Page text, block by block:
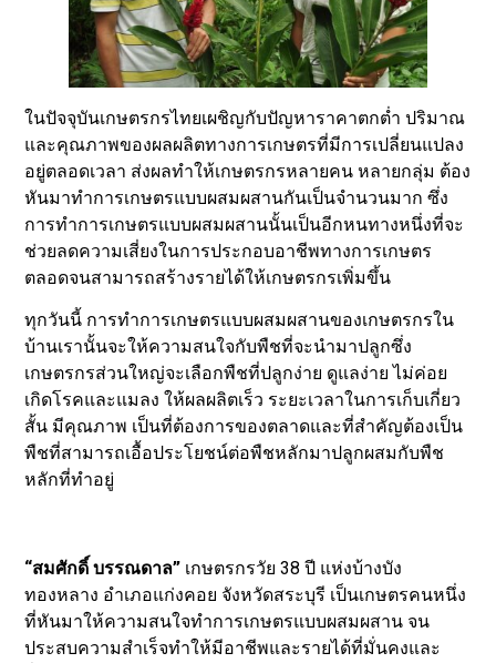
ในปัจจุบันเกษตรกรไทยเผชิญกับปัญหาราคาตกต่ำ ปริมาณ
และคุณภาพของผลผลิตทางการเกษตรที่มีการเปลี่ยนแปลง
อยู่ตลอดเวลา ส่งผลทำให้เกษตรกรหลายคน หลายกลุ่ม ต้อง
หันมาทำการเกษตรแบบผสมผสานกันเป็นจำนวนมาก ซึ่ง
การทำการเกษตรแบบผสมผสานนั้นเป็นอีกหนทางหนึ่งที่จะ
ช่วยลดความเสี่ยงในการประกอบอาชีพทางการเกษตร
ตลอดจนสามารถสร้างรายได้ให้เกษตรกรเพิ่มขึ้น
ทุกวันนี้ การทำการเกษตรแบบผสมผสานของเกษตรกรใน
บ้านเรานั้นจะให้ความสนใจกับพืชที่จะนำมาปลูกซึ่ง
เกษตรกรส่วนใหญ่จะเลือกพืชที่ปลูกง่าย ดูแลง่าย ไม่ค่อย
เกิดโรคและแมลง ให้ผลผลิตเร็ว ระยะเวลาในการเก็บเกี่ยว
สั้น มีคุณภาพ เป็นที่ต้องการของตลาดและที่สำคัญต้องเป็น
พืชที่สามารถเอื้อประโยชน์ต่อพืชหลักมาปลูกผสมกับพืช
หลักที่ทำอยู่
“สมศักดิ์ บรรณดาล” เกษตรกรวัย 38 ปี แห่งบ้างบัง
ทองหลาง อำเภอแก่งคอย จังหวัดสระบุรี เป็นเกษตรคนหนึ่ง
ที่หันมาให้ความสนใจทำการเกษตรแบบผสมผสาน จน
ประสบความสำเร็จทำให้มีอาชีพและรายได้ที่มั่นคงและ